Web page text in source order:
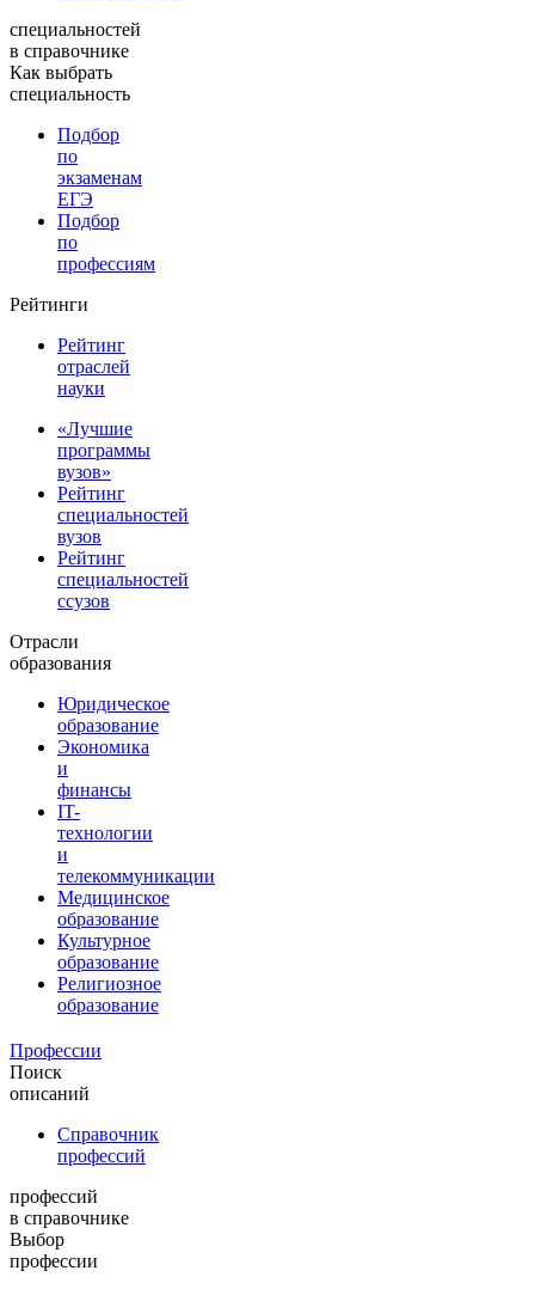
специальностей
в справочнике
Как выбрать
специальность
Подбор
по
экзаменам
ЕГЭ
Подбор
по
профессиям
Рейтинги
Рейтинг
отраслей
науки
«Лучшие
программы
вузов»
Рейтинг
специальностей
вузов
Рейтинг
специальностей
ссузов
Отрасли
образования
Юридическое
образование
Экономика
и
финансы
IT-
технологии
и
телекоммуникации
Медицинское
образование
Культурное
образование
Религиозное
образование
Профессии
Поиск
описаний
Справочник
профессий
профессий
в справочнике
Выбор
профессии